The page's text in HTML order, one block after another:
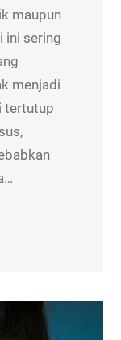
maupun
ini sering
menjadi
tertutup